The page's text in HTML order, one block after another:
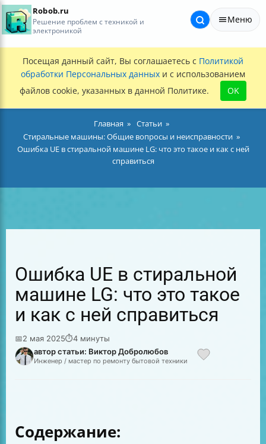
Robob.ru
Решение проблем с техникой и
электроникой
Меню
Посещая данный сайт, Вы соглашаетесь с Политикой
обработки Персональных данных и с использованием
файлов cookie, указанных в данной Политике.
OK
Главная
Статьи
Стиральные машины: Общие вопросы и неисправности
Ошибка UE в стиральной машине LG: что это такое и как с ней
справиться
Ошибка UE в стиральной
машине LG: что это такое
и как с ней справиться
📅2 мая 2025⏱4 минуты
автор статьи: Виктор Добролюбов
Инженер / мастер по ремонту бытовой техники
Содержание: